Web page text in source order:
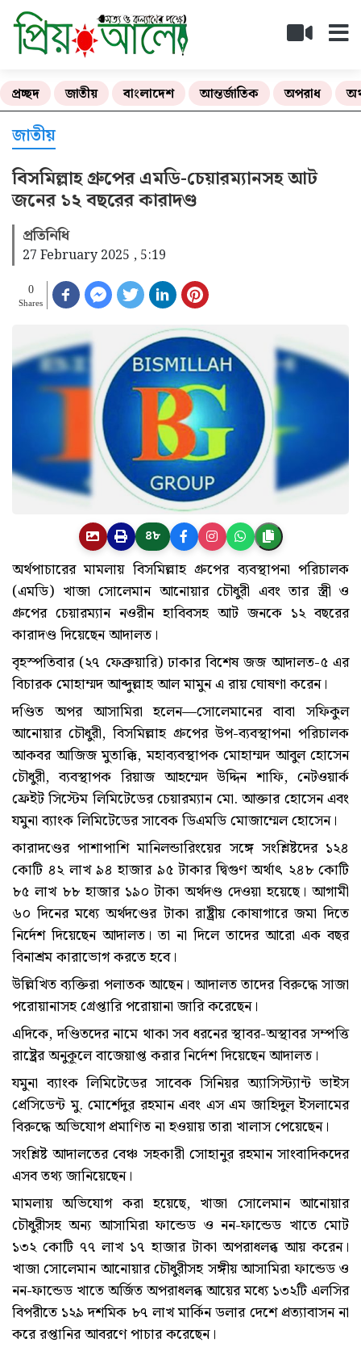
প্রচ্ছদ জাতীয় বাংলাদেশ আন্তর্জাতিক অপরাধ
জাতীয়
বিসমিল্লাহ গ্রুপের এমডি-চেয়ারম্যানসহ আট
জনের ১২ বছরের কারাদণ্ড
প্রতিনিধি
27 February 2025 , 5:19
0
Shares
৪৮
অর্থপাচারের মামলায় বিসমিল্লাহ গ্রুপের ব্যবস্থাপনা পরিচালক
(এমডি) খাজা সোলেমান আনোয়ার চৌধুরী এবং তার স্ত্রী ও
গ্রুপের চেয়ারম্যান নওরীন হাবিবসহ আট জনকে ১২ বছরের
কারাদণ্ড দিয়েছেন আদালত।
বৃহস্পতিবার (২৭ ফেব্রুয়ারি) ঢাকার বিশেষ জজ আদালত-৫ এর
বিচারক মোহাম্মদ আব্দুল্লাহ আল মামুন এ রায় ঘোষণা করেন।
দণ্ডিত অপর আসামিরা হলেন—সোলেমানের বাবা সফিকুল
আনোয়ার চৌধুরী, বিসমিল্লাহ গ্রুপের উপ-ব্যবস্থাপনা পরিচালক
আকবর আজিজ মুতাক্কি, মহাব্যবস্থাপক মোহাম্মদ আবুল হোসেন
চৌধুরী, ব্যবস্থাপক রিয়াজ আহম্মেদ উদ্দিন শাফি, নেটওয়ার্ক
ফ্রেইট সিস্টেম লিমিটেডের চেয়ারম্যান মো. আক্তার হোসেন এবং
যমুনা ব্যাংক লিমিটেডের সাবেক ডিএমডি মোজাম্মেল হোসেন।
কারাদণ্ডের পাশাপাশি মানিলন্ডারিংয়ের সঙ্গে সংশ্লিষ্টদের ১২৪
কোটি ৪২ লাখ ৯৪ হাজার ৯৫ টাকার দ্বিগুণ অর্থাৎ ২৪৮ কোটি
৮৫ লাখ ৮৮ হাজার ১৯০ টাকা অর্থদণ্ড দেওয়া হয়েছে। আগামী
৬০ দিনের মধ্যে অর্থদণ্ডের টাকা রাষ্ট্রীয় কোষাগারে জমা দিতে
নির্দেশ দিয়েছেন আদালত। তা না দিলে তাদের আরো এক বছর
বিনাশ্রম কারাভোগ করতে হবে।
উল্লিখিত ব্যক্তিরা পলাতক আছেন। আদালত তাদের বিরুদ্ধে সাজা
পরোয়ানাসহ গ্রেপ্তারি পরোয়ানা জারি করেছেন।
এদিকে, দণ্ডিতদের নামে থাকা সব ধরনের স্থাবর-অস্থাবর সম্পত্তি
রাষ্ট্রের অনুকূলে বাজেয়াপ্ত করার নির্দেশ দিয়েছেন আদালত।
যমুনা ব্যাংক লিমিটেডের সাবেক সিনিয়র অ্যাসিস্ট্যান্ট ভাইস
প্রেসিডেন্ট মু. মোর্শেদুর রহমান এবং এস এম জাহিদুল ইসলামের
বিরুদ্ধে অভিযোগ প্রমাণিত না হওয়ায় তারা খালাস পেয়েছেন।
সংশ্লিষ্ট আদালতের বেঞ্চ সহকারী সোহানুর রহমান সাংবাদিকদের
এসব তথ্য জানিয়েছেন।
মামলায় অভিযোগ করা হয়েছে, খাজা সোলেমান আনোয়ার
চৌধুরীসহ অন্য আসামিরা ফান্ডেড ও নন-ফান্ডেড খাতে মোট
১৩২ কোটি ৭৭ লাখ ১৭ হাজার টাকা অপরাধলব্ধ আয় করেন।
খাজা সোলেমান আনোয়ার চৌধুরীসহ সঙ্গীয় আসামিরা ফান্ডেড ও
নন-ফান্ডেড খাতে অর্জিত অপরাধলব্ধ আয়ের মধ্যে ১৩২টি এলসির
বিপরীতে ১২৯ দশমিক ৮৭ লাখ মার্কিন ডলার দেশে প্রত্যাবাসন না
করে রপ্তানির আবরণে পাচার করেছেন।